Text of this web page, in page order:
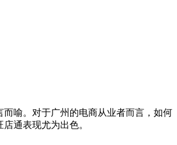
喻。对于广州的电商从业者而言，如何
通表现尤为出色。